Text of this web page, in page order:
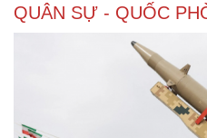
QUÂN SỰ - QUỐC